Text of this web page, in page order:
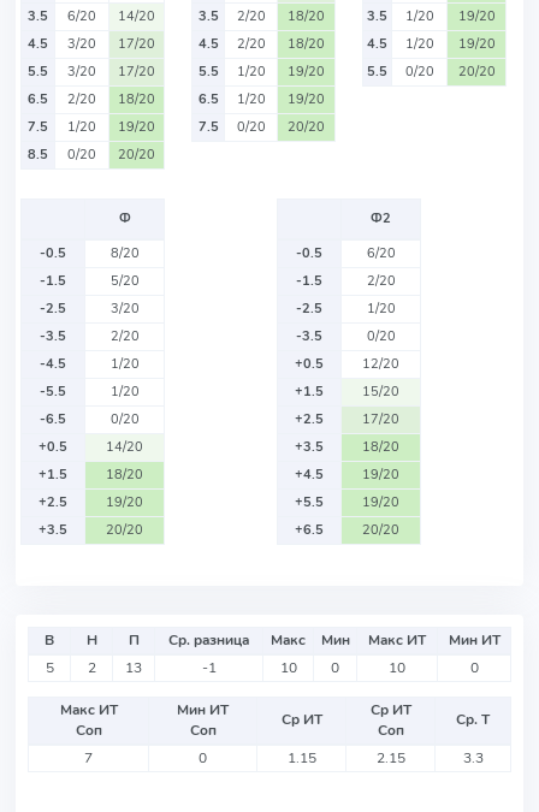
3.5
6/20
14/20
4.5
3/20
17/20
5.5
3/20
17/20
6.5
2/20
18/20
7.5
1/20
19/20
8.5
0/20 20/20
3.5
2/20
18/20
4.5
2/20
18/20
5.5
1/20
19/20
6.5
1/20
19/20
7.5
0/20 20/20
3.5
1/20
19/20
4.5
1/20
19/20
5.5
0/20 20/20
Ф
-0.5
8/20
-1.5
5/20
-2.5
3/20
-3.5
2/20
-4.5
1/20
-5.5
1/20
-6.5
0/20
+0.5
14/20
+1.5
18/20
+2.5
19/20
+3.5
20/20
Ф2
-0.5
6/20
-1.5
2/20
-2.5
1/20
-3.5
0/20
+0.5
12/20
+1.5
15/20
+2.5
17/20
+3.5
18/20
+4.5
19/20
+5.5
19/20
+6.5
20/20
В Н П Ср. разница Макс Мин Макс ИТ
Мин ИТ
5
2 13 -1 10 0 10 0
Макс ИТ
Соп
Мин ИТ
Соп
Ср ИТ
Ср ИТ
Соп
Ср. Т
7
0 1.15 2.15 3.3